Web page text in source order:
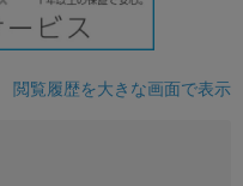
閲覧履歴を大きな画面で表示